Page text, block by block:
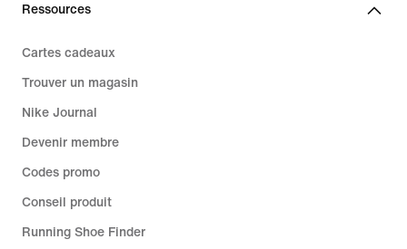
Ressources
Cartes cadeaux
Trouver un magasin
Nike Journal
Devenir membre
Codes promo
Conseil produit
Running Shoe Finder